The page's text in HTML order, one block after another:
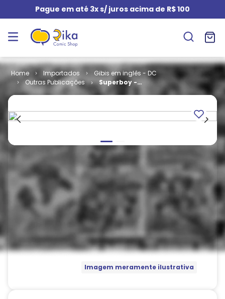
Pague em até 3x s/ juros acima de R$ 100
Importados
Gibis em inglês - DC
Outras Publicações
Superboy -
Volume 1 #
Imagem meramente ilustrativa